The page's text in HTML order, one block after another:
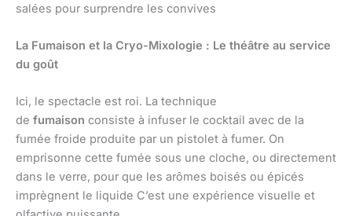
salées pour surprendre les convives
La Fumaison et la Cryo-Mixologie : Le théâtre au service
du goût
Ici, le spectacle est roi. La technique
de fumaison consiste à infuser le cocktail avec de la
fumée froide produite par un pistolet à fumer. On
emprisonne cette fumée sous une cloche, ou directement
dans le verre, pour que les arômes boisés ou épicés
imprègnent le liquide C’est une expérience visuelle et